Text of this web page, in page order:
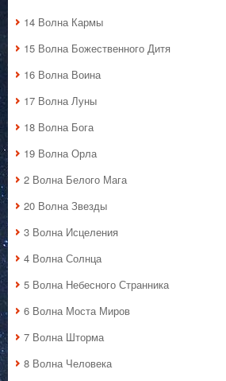
14 Волна Кармы
15 Волна Божественного Дитя
16 Волна Воина
17 Волна Луны
18 Волна Бога
19 Волна Орла
2 Волна Белого Мага
20 Волна Звезды
3 Волна Исцеления
4 Волна Солнца
5 Волна Небесного Странника
6 Волна Моста Миров
7 Волна Шторма
8 Волна Человека